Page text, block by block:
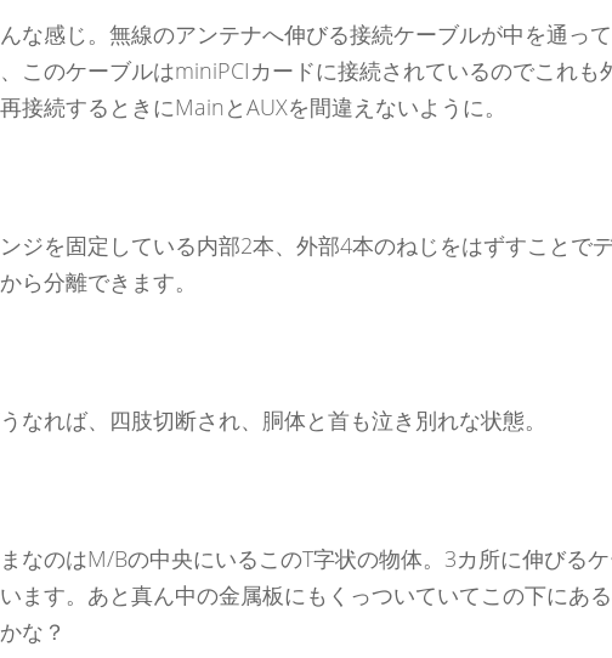
な感じ。無線のアンテナへ伸びる接続ケーブルが中を通って
このケーブルはminiPCIカードに接続されているのでこれも
接続するときにMainとAUXを間違えないように。
ジを固定している内部2本、外部4本のねじをはずすことで
ら分離できます。
なれば、四肢切断され、胴体と首も泣き別れな状態。
なのはM/Bの中央にいるこのT字状の物体。3カ所に伸びる
ます。あと真ん中の金属板にもくっついていてこの下にあ
な？